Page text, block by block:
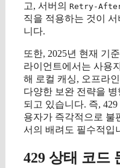
고, 서버의 Retry-
직을 적용하는 것이
니다.
또한, 2025년 현재 기
라이언트에서는 사용
해 로컬 캐싱, 오프라
다양한 보완 전략을 병
되고 있습니다. 즉,
용자가 즉각적으로 불
서의 배려도 필수적입
429 상태 코드